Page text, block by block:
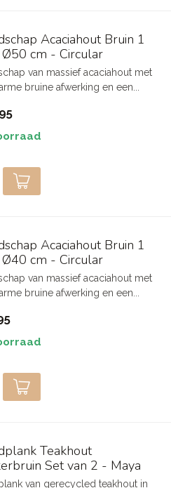
Acaciahout Bruin 1
Ø50 cm - Circular
van massief acaciahout met
bruine afwerking en een...
Acaciahout Bruin 1
Ø40 cm - Circular
van massief acaciahout met
bruine afwerking en een...
Teakhout
Set van 2 - Maya
van gerecycled teakhout in